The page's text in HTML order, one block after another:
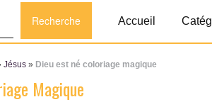
Accueil
Jésus » Dieu est né coloriage magique
Magique